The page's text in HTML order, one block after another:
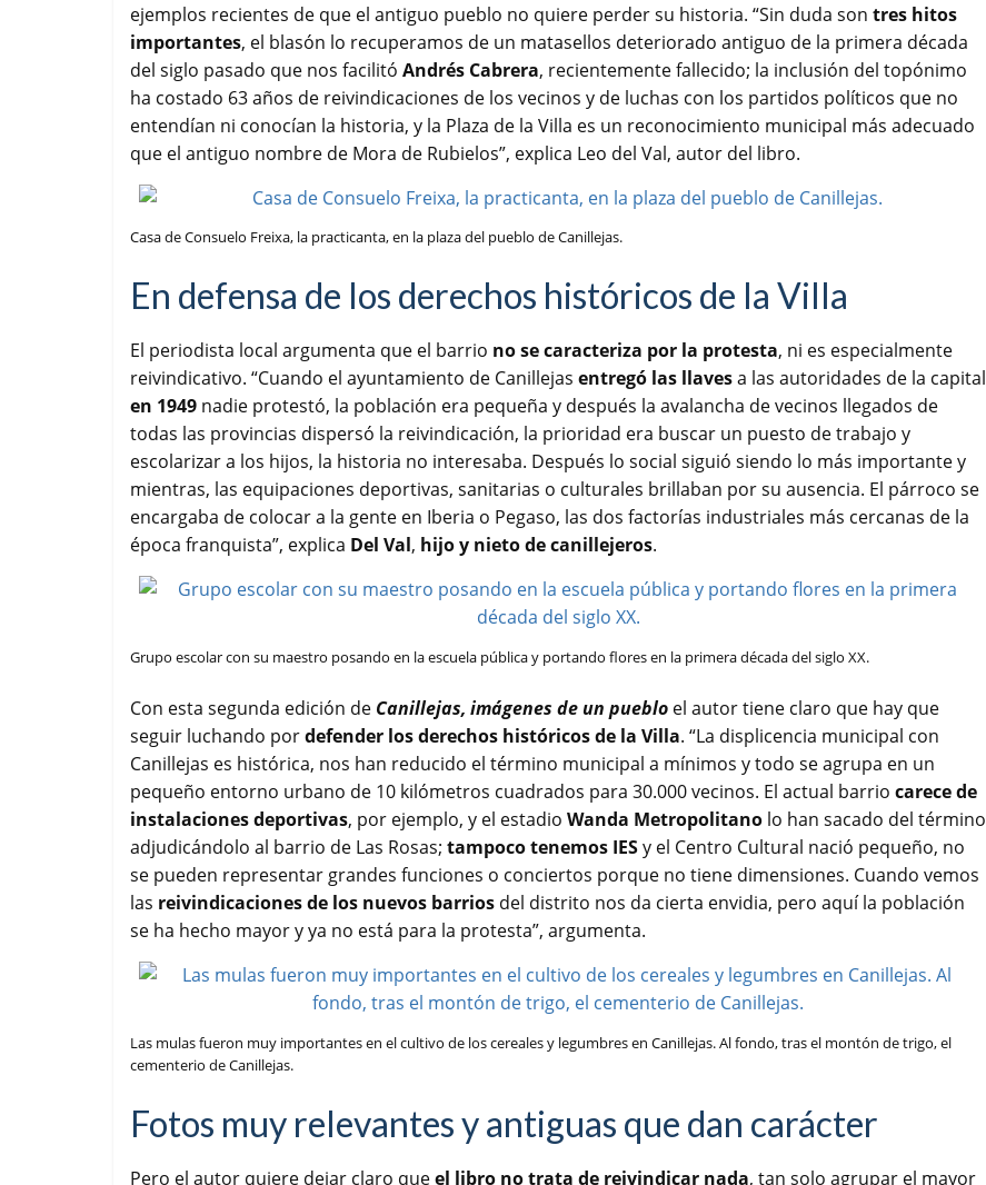
ejemplos recientes de que el antiguo pueblo no quiere perder su historia. “Sin duda son tres hitos
importantes, el blasón lo recuperamos de un matasellos deteriorado antiguo de la primera década
del siglo pasado que nos facilitó Andrés Cabrera, recientemente fallecido; la inclusión del topónimo
ha costado 63 años de reivindicaciones de los vecinos y de luchas con los partidos políticos que no
entendían ni conocían la historia, y la Plaza de la Villa es un reconocimiento municipal más adecuado
que el antiguo nombre de Mora de Rubielos”, explica Leo del Val, autor del libro.
Casa de Consuelo Freixa, la practicanta, en la plaza del pueblo de Canillejas.
En defensa de los derechos históricos de la Villa
El periodista local argumenta que el barrio no se caracteriza por la protesta, ni es especialmente
reivindicativo. “Cuando el ayuntamiento de Canillejas entregó las llavesa las autoridades de la capital
en 1949 nadie protestó, la población era pequeña y después la avalancha de vecinos llegados de
todas las provincias dispersó la reivindicación, la prioridad era buscar un puesto de trabajo y
escolarizar a los hijos, la historia no interesaba. Después lo social siguió siendo lo más importante y
mientras, las equipaciones deportivas, sanitarias o culturales brillaban por su ausencia. El párroco se
encargaba de colocar a la gente en Iberia o Pegaso, las dos factorías industriales más cercanas de la
época franquista”, explica Del Val, hijo y nieto de canillejeros.
Grupo escolar con su maestro posando en la escuela pública y portando flores en la primera década del siglo XX.
Con esta segunda edición de Canillejas, imágenes de un pueblo el autor tiene claro que hay que
seguir luchando pordefender los derechos históricos de la Villa. “La displicencia municipal con
Canillejas es histórica, nos han reducido el término municipal a mínimos y todo se agrupa en un
pequeño entorno urbano de 10 kilómetros cuadrados para 30.000 vecinos. El actual barrio carece de
instalaciones deportivas, por ejemplo, y el estadio Wanda Metropolitano lo han sacado del término
adjudicándolo al barrio de Las Rosas; tampoco tenemos IESy el Centro Cultural nació pequeño, no
se pueden representar grandes funciones o conciertos porque no tiene dimensiones. Cuando vemos
las reivindicaciones de los nuevos barrios del distrito nos da cierta envidia, pero aquí la población
se ha hecho mayor y ya no está para la protesta”, argumenta.
Las mulas fueron muy importantes en el cultivo de los cereales y legumbres en Canillejas. Al fondo, tras el montón de trigo, el
cementerio de Canillejas.
Fotos muy relevantes y antiguas que dan carácter
Pero el autor quiere dejar claro queel libro no trata de reivindicar nada, tan solo agrupar el mayor